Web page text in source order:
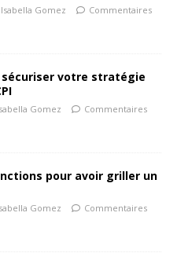
Isabella Gomez
Commentaires
sécuriser votre stratégie
Gomez
Commentaires
pour avoir griller un
Gomez
Commentaires